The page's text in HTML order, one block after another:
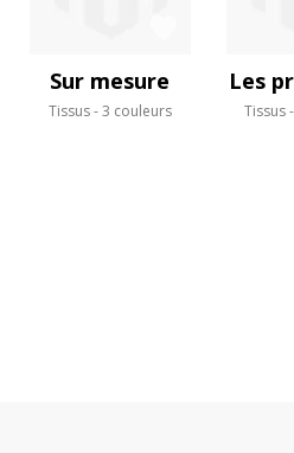
Sur mesure
Tissus 3 couleurs
Les
Tissus